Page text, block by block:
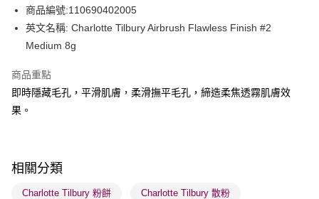
PayMe
WeChat Pay
送貨方式
順豐自助櫃 - 確認發貨後1-3個工作天送達
順豐站及營業點 - 確認發貨後1-3個工作天送達
商品編號:110690402005
英文名稱: Charlotte Tilbury Airbrush Flawless Finish #2
Medium 8g
商品重點
即時隱藏毛孔，平滑肌膚，柔滑撫平毛孔，締造柔焦透霧肌膚效
果。
相關分類
Charlotte Tilbury 粉餅 Charlotte Tilbury 散粉